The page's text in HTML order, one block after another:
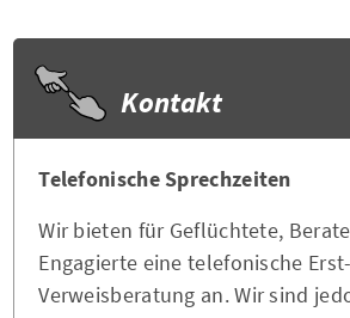
Kontakt
Telefonische Sprechzeiten
Wir bieten für Geflüchtete,
Engagierte eine telefonische
Verweisberatung an. Wir sind